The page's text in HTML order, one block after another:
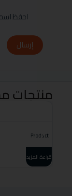
احفظ
إرسال
منتجات
Product
قراءة المزيد